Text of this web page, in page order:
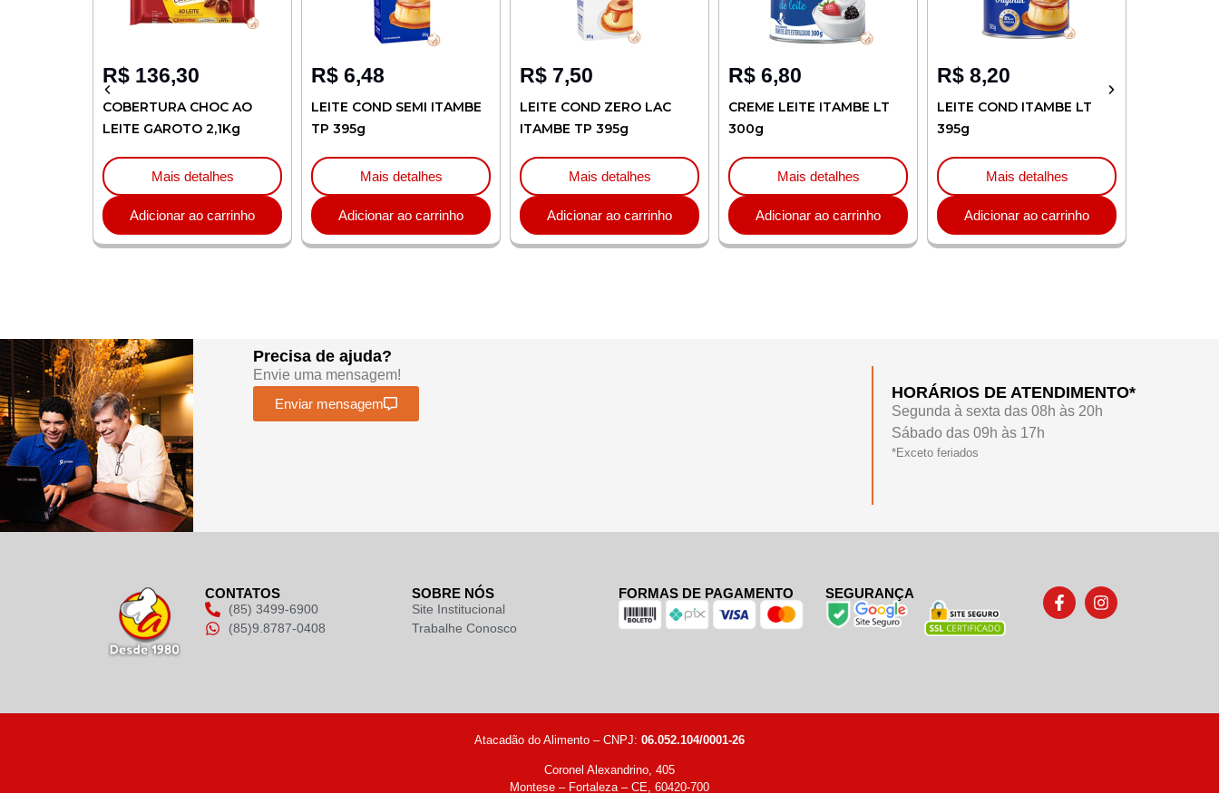
R$ 136,30
COBERTURA CHOC AO
LEITE GAROTO 2,1Kg
Mais detalhes
Adicionar ao carrinho
R$ 6,48
LEITE COND SEMI ITAMBE
TP 395g
Mais detalhes
Adicionar ao carrinho
R$ 7,50
LEITE COND ZERO LAC
ITAMBE TP 395g
Mais detalhes
Adicionar ao carrinho
R$ 6,80
CREME LEITE ITAMBE LT
300g
Mais detalhes
Adicionar ao carrinho
R$ 8,20
LEITE COND ITAMBE LT
395g
Mais detalhes
Adicionar ao carrinho
Precisa de ajuda?
Envie uma mensagem!
Enviar mensagem
HORÁRIOS DE ATENDIMENTO*
Segunda à sexta das 08h às 20h
Sábado das 09h às 17h
*Exceto feriados
(85) 3499-6900
(85)9.8787-0408
CONTATOS SOBRE NÓS
Site Institucional
Trabalhe Conosco
FORMAS DE PAGAMENTO SEGURANÇA
Atacadão do Alimento – CNPJ: 06.052.104/0001-26
Coronel Alexandrino, 405
Montese – Fortaleza – CE, 60420-700